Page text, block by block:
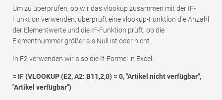
Um zu überprüfen, ob wir das vlookup zusammen mit der IF-
Funktion verwenden, überprüft eine vlookup-Funktion die Anzahl
der Elementwerte und die IF-Funktion prüft, ob die
Elementnummer größer als Null ist oder nicht.
In F2 verwenden wir also die If-Formel in Excel.
= IF (VLOOKUP (E2, A2: B11,2,0) = 0, "Artikel nicht verfügbar",
"Artikel verfügbar")